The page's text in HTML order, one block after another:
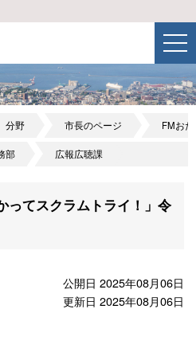
分野 市長のページ FMお
部 広報広聴課
ってスクラムトライ！」令
公開日 2025年08月06日
更新日 2025年08月06日